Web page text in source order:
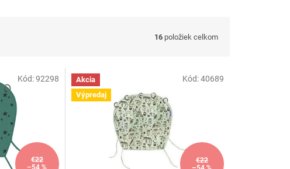
16 položiek celkom
€22
–54 %
Kód:92298
Akcia
Výpredaj
€22
Kód:40689